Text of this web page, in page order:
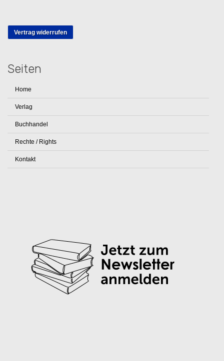
Vertrag widerrufen
Seiten
Home
Verlag
Buchhandel
Rechte / Rights
Kontakt